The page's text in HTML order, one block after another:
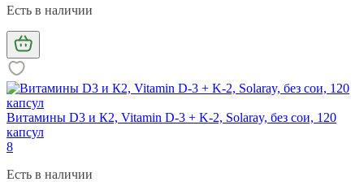
Есть в наличии
Витамины D3 и К2, Vitamin D-3 + K-2, Solaray, без сои, 120
капсул
8
Есть в наличии